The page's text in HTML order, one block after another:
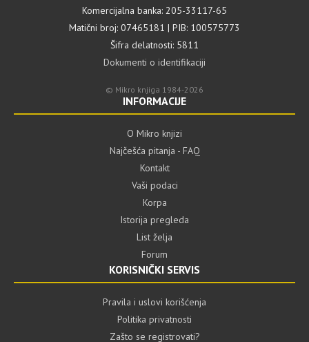
Komercijalna banka: 205-33117-65
Matični broj: 07465181 | PIB: 100575773
Šifra delatnosti: 5811
Dokumenti o identifikaciji
© Mikro knjiga 1984-2026
INFORMACIJE
O Mikro knjizi
Najčešća pitanja - FAQ
Kontakt
Vaši podaci
Korpa
Istorija pregleda
List želja
Forum
KORISNIČKI SERVIS
Pravila i uslovi korišćenja
Politika privatnosti
Zašto se registrovati?